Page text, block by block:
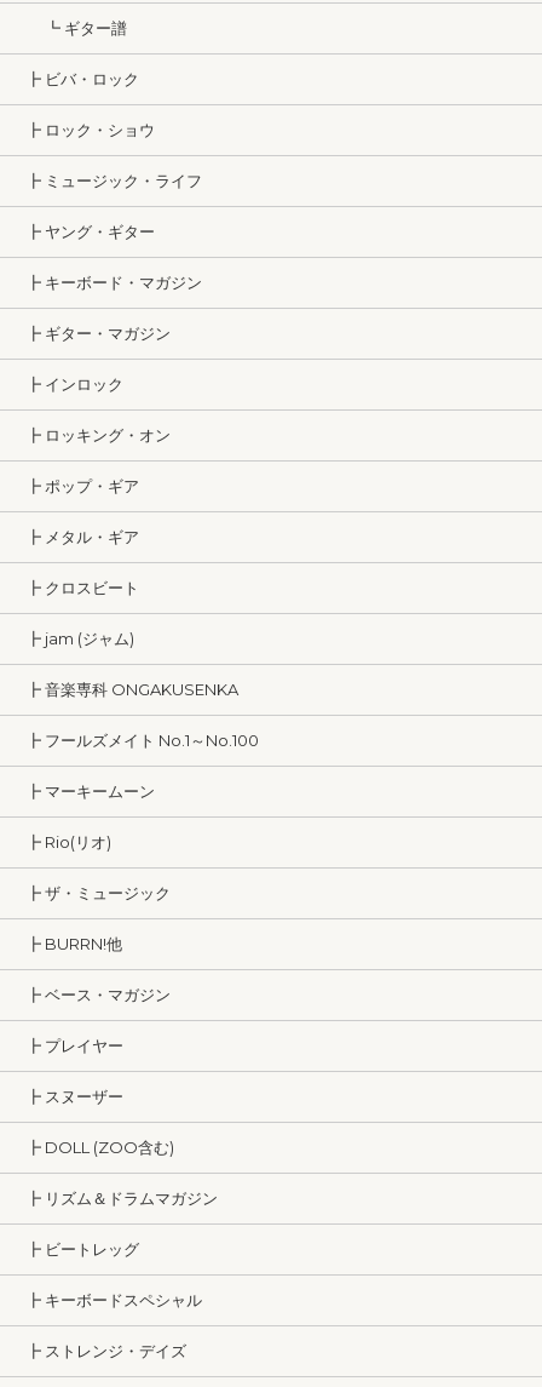
┗ ギター譜
┣ ビバ・ロック
┣ ロック・ショウ
┣ ミュージック・ライフ
┣ ヤング・ギター
┣ キーボード・マガジン
┣ ギター・マガジン
┣ インロック
┣ ロッキング・オン
┣ ポップ・ギア
┣ メタル・ギア
┣ クロスビート
┣ jam (ジャム)
┣ 音楽専科 ONGAKUSENKA
┣ フールズメイト No.1～No.100
┣ マーキームーン
┣ Rio(リオ)
┣ ザ・ミュージック
┣ BURRN!他
┣ ベース・マガジン
┣ プレイヤー
┣ スヌーザー
┣ DOLL (ZOO含む)
┣ リズム＆ドラムマガジン
┣ ビートレッグ
┣ キーボードスペシャル
┣ ストレンジ・デイズ